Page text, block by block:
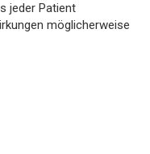
jeder Patient
möglicherweise